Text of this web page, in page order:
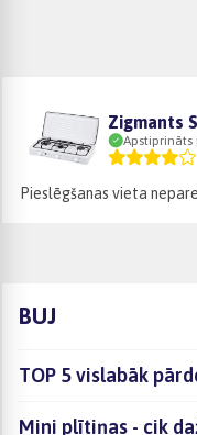
Zigmants
Apstiprināts
Pieslēgšanas vieta
BUJ
TOP 5 vislabāk
Mini plītiņas - cik